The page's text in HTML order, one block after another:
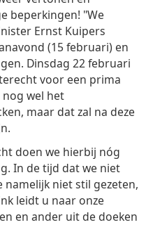
beperkingen! "We
Ernst Kuipers
(15 februari) en
Dinsdag 22 februari
voor een prima
wel het
maar dat zal na deze
doen we hierbij nóg
In de tijd dat we niet
niet stil gezeten,
leidt u naar onze
en ander uit de doeken